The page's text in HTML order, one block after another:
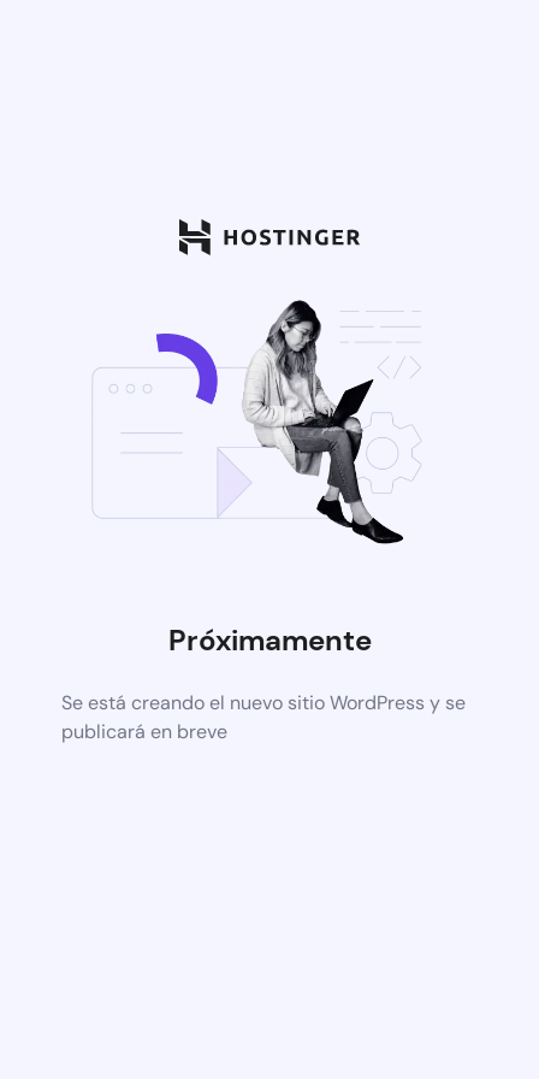
Próximamente
Se está creando el nuevo sitio WordPress y se
publicará en breve